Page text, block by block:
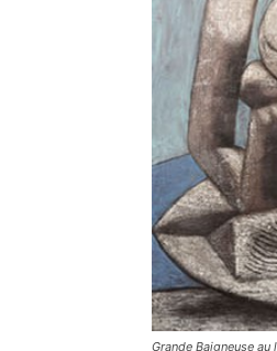
Grande Baigneuse